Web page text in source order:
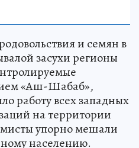
и семян в
засухи регионы
«Аш-Шабаб»,
работу всех западных
на территории
упорно мешали
населению.